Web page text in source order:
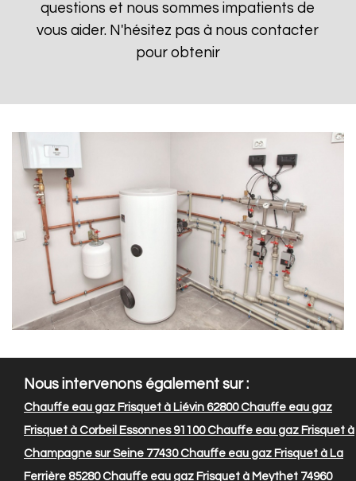
questions et nous sommes impatients de
vous aider. N'hésitez pas à nous contacter
pour obtenir
Nous intervenons également sur :
Chauffe eau gaz Frisquet à Liévin 62800Chauffe eau gaz
Frisquet à Corbeil Essonnes 91100Chauffe eau gaz Frisquet à
Champagne sur Seine 77430Chauffe eau gaz Frisquet à La
Ferrière 85280Chauffe eau gaz Frisquet à Meythet 74960